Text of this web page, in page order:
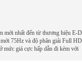
mới nhất đến từ thương hiệu E-
75Hz và độ phân giải Full
mức giá cực hấp dẫn đi kèm với